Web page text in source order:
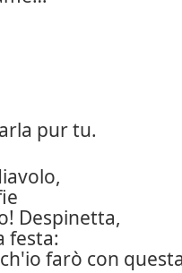
pur tu.
Despinetta,
festa:
farò con